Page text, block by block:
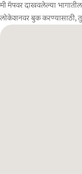
मी मॅपवर दाखवलेल्या
लोकेशनवर बुक करण्यासाठी,